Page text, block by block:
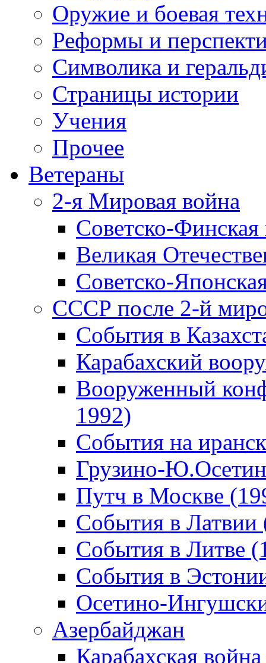
Оружие и боевая
Реформы и
Символика и
Страницы истории
Учения
Прочее
Ветераны
2-я Мировая война
Советско-
Великая
Советско-
СССР после 2-й
События в
Карабахский
Вооруженный
1992)
События на
Грузино-
Путч в Москве
События в Латвии
События в Литве
События в
Осетино-
Азербайджан
Карабахская